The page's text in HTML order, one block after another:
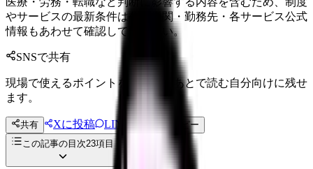
やサービスの最新条件は公的機関・勤務先・各サービス公式
情報もあわせて確認してください。
SNSで共有
現場で使えるポイントを、同僚やあとで読む自分向けに残せ
ます。
共有 Xに投稿 LINE
投稿文コピー
この記事の目次23項目